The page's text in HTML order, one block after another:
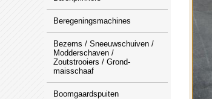
Beregeningsmachines
Bezems / Sneeuwschuiven /
Modderschaven /
Zoutstrooiers / Grond-
maisschaaf
Boomgaardspuiten